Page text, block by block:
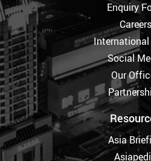
Enquiry
Careers
International
Social
Our
Asia